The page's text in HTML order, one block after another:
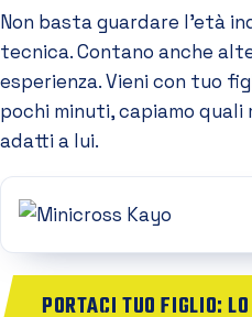
Non basta guardare l'età
tecnica. Contano anche
esperienza. Vieni con tuo
pochi minuti, capiamo quali
adatti a lui.
PORTACI TUO FIGLIO: